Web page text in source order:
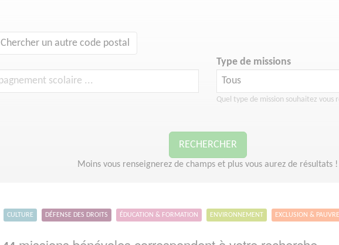
Chercher un autre code postal
Type de missions
Quel type de mission souhaitez vous
RECHERCHER
Moins vous renseignerez de champs et plus vous aurez de résultats !
CULTURE DÉFENSE DES DROITS ÉDUCATION & FORMATION ENVIRONNEMENT EXCLUSION &